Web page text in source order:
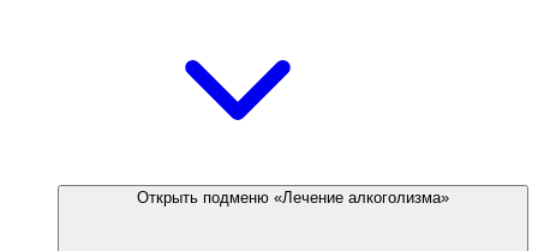
Открыть подменю «Лечение алкоголизма»